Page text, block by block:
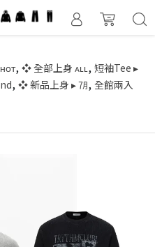
, ❖ 全部上身 ᴀʟʟ, 短袖Tee ▸
, ❖ 新品上身 ▸ ㋆, 全館兩入